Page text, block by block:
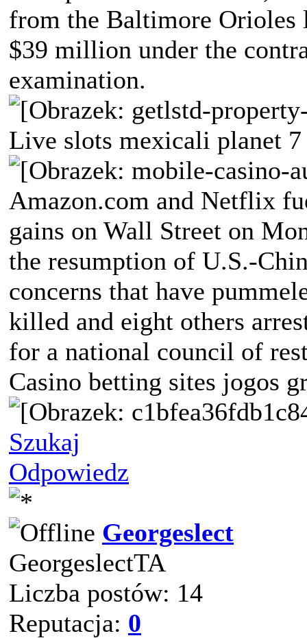
from the Baltimore Orioles
$39 million under the
examination.
Live slots mexicali planet 7
Amazon.com and Netflix
gains on Wall Street on
the resumption of U.S.-
concerns that have
killed and eight others
for a national council of
Casino betting sites jogos
Szukaj
Odpowiedz
Georgeslect
GeorgeslectTA
Liczba postów: 14
Reputacja: 0